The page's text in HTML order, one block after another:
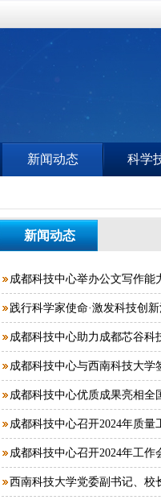
新闻动态 科学
新闻动态
成都科技中心举办公文写作能
成都科技中心助力成都芯谷
成都科技中心与西南科技大学
成都科技中心优质成果亮相全
成都科技中心召开2024年质量
成都科技中心召开2024年工作
西南科技大学党委副书记、校